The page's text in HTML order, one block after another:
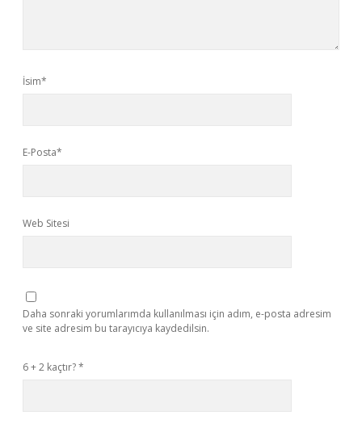
İsim*
E-Posta*
Web Sitesi
Daha sonraki yorumlarımda kullanılması için adım, e-posta adresim
ve site adresim bu tarayıcıya kaydedilsin.
6 + 2 kaçtır?*